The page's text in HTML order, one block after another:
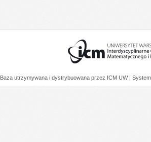
Baza utrzymywana i dystrybuowana przez ICM UW |